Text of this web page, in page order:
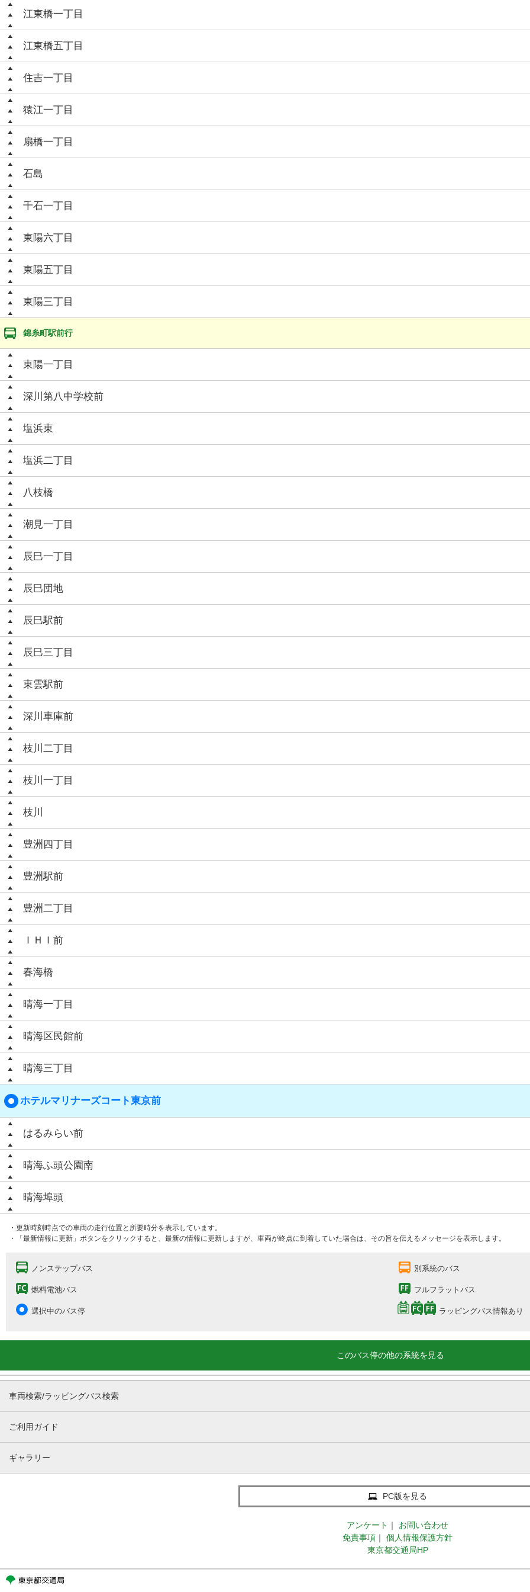
江東橋一丁目
江東橋五丁目
住吉一丁目
猿江一丁目
扇橋一丁目
石島
千石一丁目
東陽六丁目
東陽五丁目
東陽三丁目
錦糸町駅前行
東陽一丁目
深川第八中学校前
塩浜東
塩浜二丁目
八枝橋
潮見一丁目
辰巳一丁目
辰巳団地
辰巳駅前
辰巳三丁目
東雲駅前
深川車庫前
枝川二丁目
枝川一丁目
枝川
豊洲四丁目
豊洲駅前
豊洲二丁目
ＩＨＩ前
春海橋
晴海一丁目
晴海区民館前
晴海三丁目
ホテルマリナーズコート東京前
はるみらい前
晴海ふ頭公園南
晴海埠頭
・更新時刻時点での車両の走行位置と所要時分を表示しています。
・「最新情報に更新」ボタンをクリックすると、最新の情報に更新しますが、車両が終点に到着していた場合は、その旨を伝えるメッセージを表示します。
ノンステップバス 別系統のバス
燃料電池バス フルフラットバス
選択中のバス停 ラッピングバス情報あり
このバス停の他の系統を見る
車両検索/ラッピングバス検索
ご利用ガイド
ギャラリー
PC版を見る
アンケート ｜
お問い合わせ
免責事項 ｜
個人情報保護方針
東京都交通局HP